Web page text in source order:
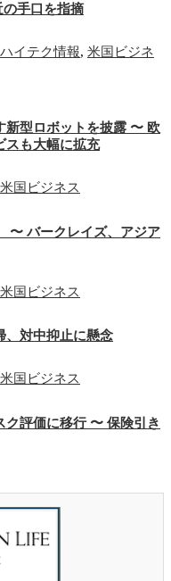
手口を指摘
ハイテク情報, 米国ビジネ
新型ロボットを披露 〜 欧
スも大幅に拡充
米国ビジネス
〜 バークレイズ、アジア
米国ビジネス
、対中抑止に懸念
米国ビジネス
評価に移行 〜 保険引き